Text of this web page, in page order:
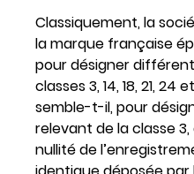
Classiquement, la
la marque française
pour désigner
classes 3, 14, 18, 21, 24
semble-t-il, pour
relevant de la classe
nullité de